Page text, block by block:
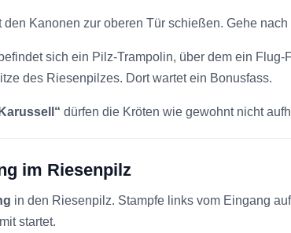
den Kanonen zur oberen Tür schießen. Gehe
befindet sich ein Pilz-Trampolin, über dem ein
des Riesenpilzes. Dort wartet ein Bonusfass.
dürfen die Kröten wie gewohnt nicht
im Riesenpilz
in den Riesenpilz. Stampfe links vom Eingang
startet.